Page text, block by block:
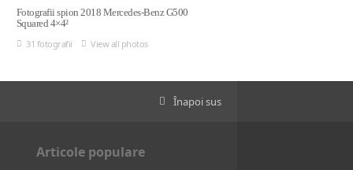
Fotografii spion 2018 Mercedes-Benz G500
Squared 4×4²
31 fotografii
View all photos
Înapoi sus
Articole populare